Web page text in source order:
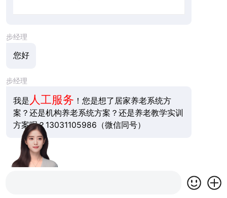
步经理
您好
步经理
我是 人工服务 ！您是想了居家养老系统方
案？还是机构养老系统方案？还是养老教学实训
方案呢？13031105986（微信同号）